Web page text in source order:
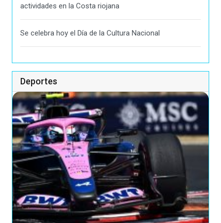
actividades en la Costa riojana
Se celebra hoy el Día de la Cultura Nacional
Deportes